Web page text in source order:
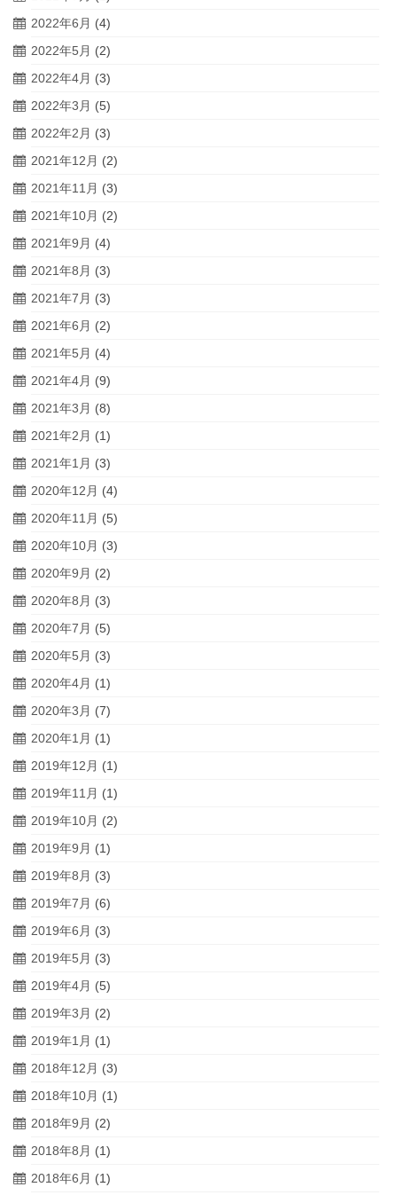
2022年6月 (4)
2022年5月 (2)
2022年4月 (3)
2022年3月 (5)
2022年2月 (3)
2021年12月 (2)
2021年11月 (3)
2021年10月 (2)
2021年9月 (4)
2021年8月 (3)
2021年7月 (3)
2021年6月 (2)
2021年5月 (4)
2021年4月 (9)
2021年3月 (8)
2021年2月 (1)
2021年1月 (3)
2020年12月 (4)
2020年11月 (5)
2020年10月 (3)
2020年9月 (2)
2020年8月 (3)
2020年7月 (5)
2020年5月 (3)
2020年4月 (1)
2020年3月 (7)
2020年1月 (1)
2019年12月 (1)
2019年11月 (1)
2019年10月 (2)
2019年9月 (1)
2019年8月 (3)
2019年7月 (6)
2019年6月 (3)
2019年5月 (3)
2019年4月 (5)
2019年3月 (2)
2019年1月 (1)
2018年12月 (3)
2018年10月 (1)
2018年9月 (2)
2018年8月 (1)
2018年6月 (1)